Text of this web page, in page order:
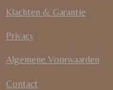
Klachten & Garantie
Privacy
Algemene Voorwaarden
Contact